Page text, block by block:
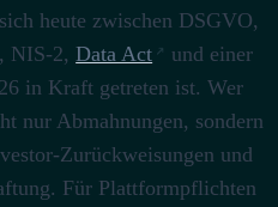
heute zwischen DSGVO,
, NIS-2,Data Act
und einer
in Kraft getreten ist. Wer
nur Abmahnungen, sondern
Zurückweisungen und
Für Plattformpflichten